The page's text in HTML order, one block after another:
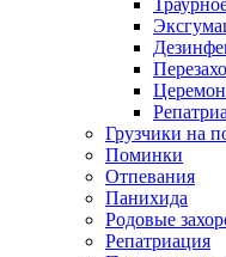
Грузчики на
Поминки
Отпевания
Панихида
Родовые
Репатриация